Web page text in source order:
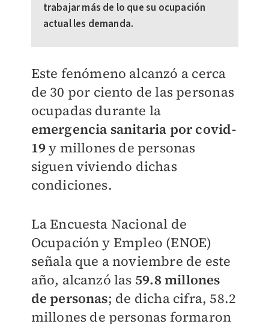
trabajar más de lo que su ocupación
actual les demanda.
Este fenómeno alcanzó a cerca
de 30 por ciento de las personas
ocupadas durante la
emergencia sanitaria por covid-
19y millones de personas
siguen viviendo dichas
condiciones.
La Encuesta Nacional de
Ocupación y Empleo (ENOE)
señala que a noviembre de este
año, alcanzó las 59.8 millones
de personas; de dicha cifra, 58.2
millones de personas formaron